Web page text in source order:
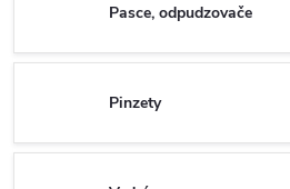
Pasce, odpudzovače
Pinzety